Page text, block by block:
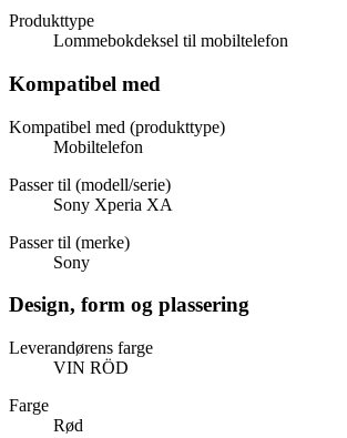
Produkttype
Lommebokdeksel til mobiltelefon
Kompatibel med
Kompatibel med (produkttype)
Mobiltelefon
Passer til (modell/serie)
Sony Xperia XA
Passer til (merke)
Sony
Design, form og plassering
Leverandørens farge
VIN RÖD
Farge
Rød